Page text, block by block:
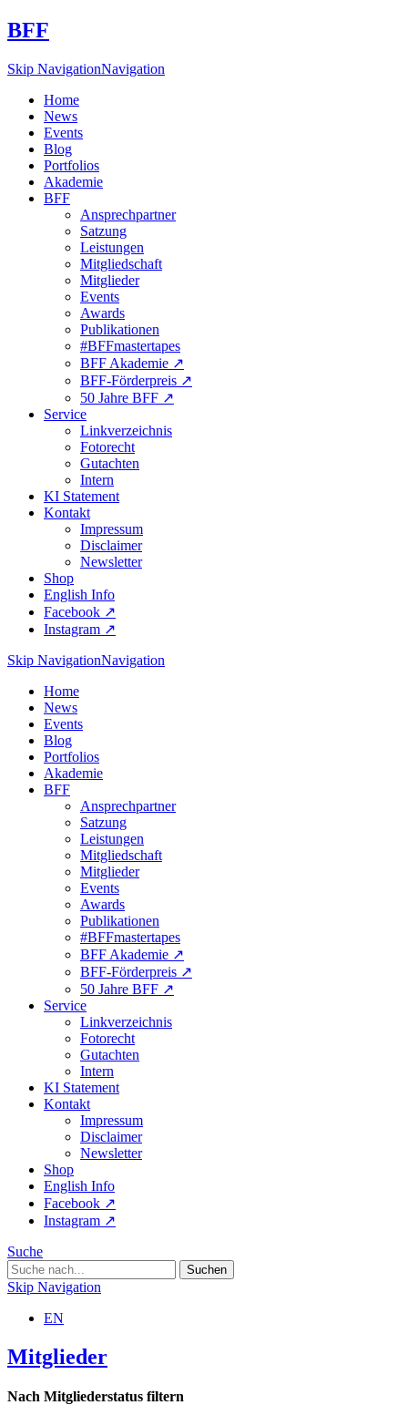
BFF
Skip NavigationNavigation
Home
News
Events
Blog
Portfolios
Akademie
BFF
Ansprechpartner
Satzung
Leistungen
Mitgliedschaft
Mitglieder
Events
Awards
Publikationen
#BFFmastertapes
BFF Akademie ↗︎
BFF-Förderpreis ↗︎
50 Jahre BFF ↗︎
Service
Linkverzeichnis
Fotorecht
Gutachten
Intern
KI Statement
Kontakt
Impressum
Disclaimer
Newsletter
Shop
English Info
Facebook ↗︎
Instagram ↗︎
Skip NavigationNavigation
Home
News
Events
Blog
Portfolios
Akademie
BFF
Ansprechpartner
Satzung
Leistungen
Mitgliedschaft
Mitglieder
Events
Awards
Publikationen
#BFFmastertapes
BFF Akademie ↗︎
BFF-Förderpreis ↗︎
50 Jahre BFF ↗︎
Service
Linkverzeichnis
Fotorecht
Gutachten
Intern
KI Statement
Kontakt
Impressum
Disclaimer
Newsletter
Shop
English Info
Facebook ↗︎
Instagram ↗︎
Suche
Skip Navigation
EN
Mitglieder
Nach Mitgliederstatus filtern